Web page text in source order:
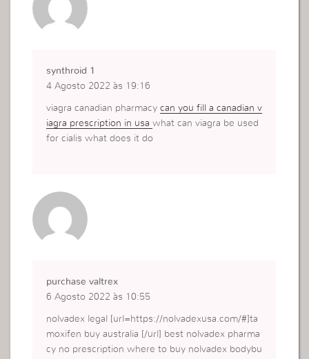
synthroid 1
4 Agosto 2022 às 19:16
viagra canadian pharmacycan you fill a canadian v
iagra prescription in usawhat can viagra be used
for cialis what does it do
purchase valtrex
6 Agosto 2022 às 10:55
nolvadex legal [url=https://nolvadexusa.com/#]ta
moxifen buy australia [/url] best nolvadex pharma
cy no prescription where to buy nolvadex bodybu